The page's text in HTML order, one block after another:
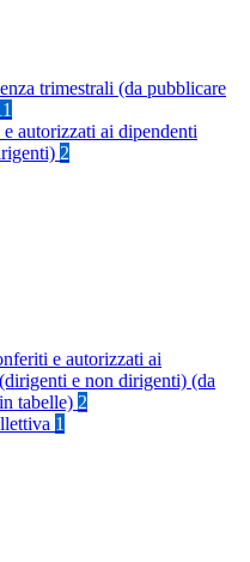
trimestrali (da pubblicare
autorizzati ai dipendenti
2
e autorizzati ai
e non dirigenti) (da
tabelle) 2
1